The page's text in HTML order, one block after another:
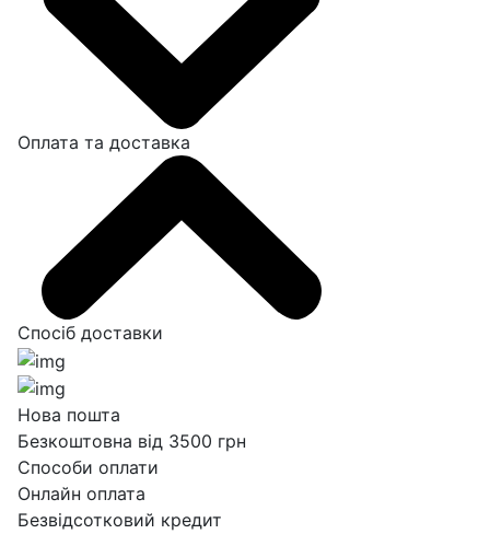
Оплата та доставка
Спосіб доставки
Нова пошта
Безкоштовна від 3500 грн
Способи оплати
Онлайн оплата
Безвідсотковий кредит